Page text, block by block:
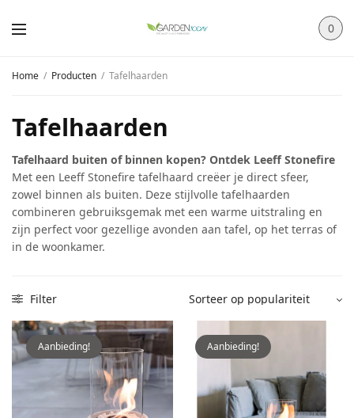
0
Home / Producten / Tafelhaarden
Tafelhaarden
Tafelhaard buiten of binnen kopen? Ontdek Leeff Stonefire
Met een Leeff Stonefire tafelhaard creëer je direct sfeer,
zowel binnen als buiten. Deze stijlvolle tafelhaarden
combineren gebruiksgemak met een warme uitstraling en
zijn perfect voor gezellige avonden aan tafel, op het terras of
in de woonkamer.
Filter
Aanbieding! Aanbieding!